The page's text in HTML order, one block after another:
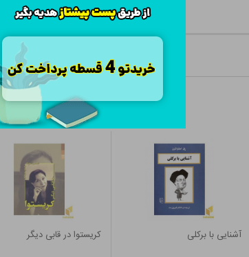
آشنایی با برکلی کریستوا در قابی دیگر